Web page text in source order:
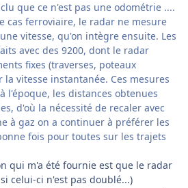
que ce n'est pas une odométrie ....
cas ferroviaire, le radar ne mesure
vitesse, qu'on intègre ensuite. Les
avec des 9200, dont le radar
fixes (traverses, poteaux
vitesse instantanée. Ces mesures
l'époque, les distances obtenues
d'où la nécessité de recaler avec
à gaz on a continuer à préférer les
fois pour toutes sur les trajets
qui m'a été fournie est que le radar
celui-ci n'est pas doublé...)